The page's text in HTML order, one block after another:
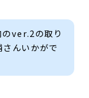
のver.2の取り
んいかがで